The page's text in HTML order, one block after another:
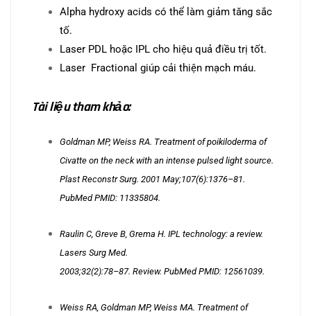
Alpha hydroxy acids có thể làm giảm tăng sắc
tố.
Laser PDL hoặc IPL cho hiệu quả điều trị tốt.
Laser Fractional giúp cải thiện mạch máu.
Tài liệu tham khảo:
Goldman MP, Weiss RA. Treatment of poikiloderma of
Civatte on the neck with an intense pulsed light source.
Plast Reconstr Surg. 2001 May;107(6):1376–81.
PubMed PMID: 11335804.
Raulin C, Greve B, Grema H. IPL technology: a review.
Lasers Surg Med.
2003;32(2):78–87. Review. PubMed PMID: 12561039.
Weiss RA, Goldman MP, Weiss MA. Treatment of